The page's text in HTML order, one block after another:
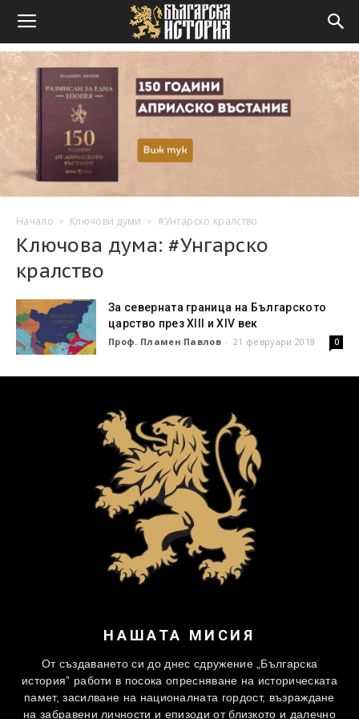
Начало Ключови думи #Унгарско кралство
Ключова дума: #Унгарско
кралство
За северната граница на Българското
царство през XIII и XIV век
Проф. Пламен Павлов - 21 февруари 2018 0
НАШАТА МИСИЯ
От създаването си до днес сдружение „Българска
история” работи в посока опресняване на историческата
памет, засилване на националната гордост, възраждане
на забравени личности и епизоди от близкото и далечно